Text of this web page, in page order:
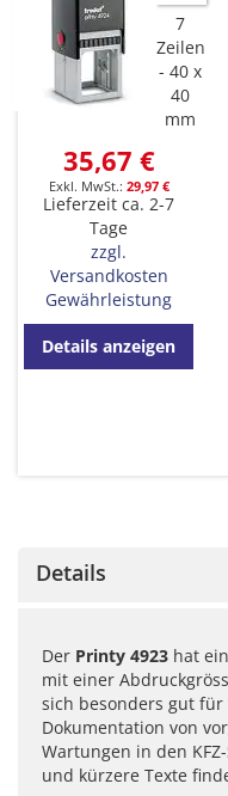
7
Zeilen
40 x
40
mm
35,67 €
29,97 €
Lieferzeit ca. 2-7
Tage
zzgl.
Versandkosten
Gewährleistung
Details anzeigen
Details
Der Printy 4923 hat
mit einer
sich besonders gut
Dokumentation von
Wartungen in den
und kürzere Texte